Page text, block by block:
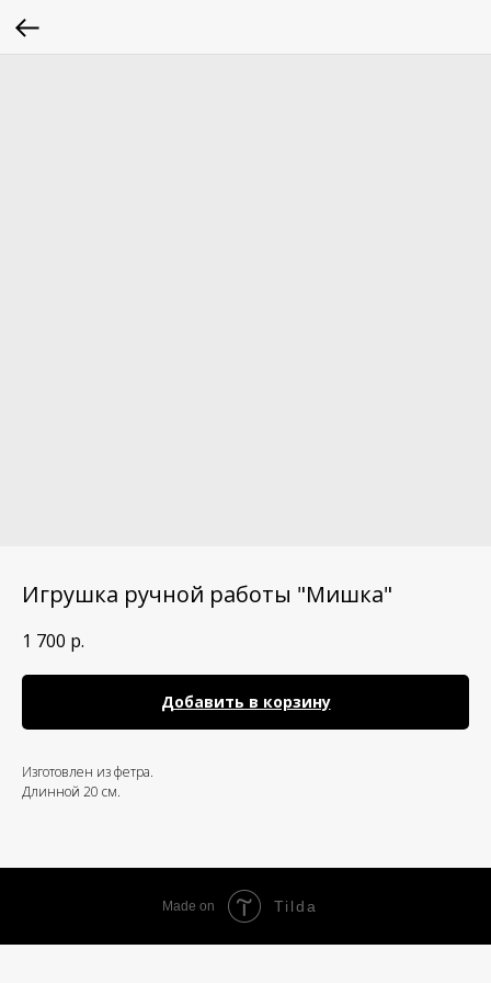
Игрушка ручной работы "Мишка"
1 700 р.
Добавить в корзину
Изготовлен из фетра.
Длинной 20 см.
Made on Tilda